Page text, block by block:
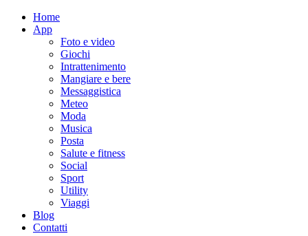
Home
App
Foto e video
Giochi
Intrattenimento
Mangiare e bere
Messaggistica
Meteo
Moda
Musica
Posta
Salute e fitness
Social
Sport
Utility
Viaggi
Blog
Contatti